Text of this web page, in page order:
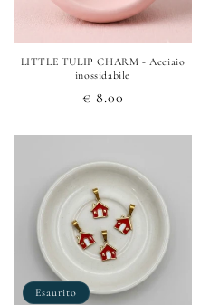
LITTLE TULIP CHARM - Acciaio
inossidabile
Prezzo
€ 8.00
Esaurito